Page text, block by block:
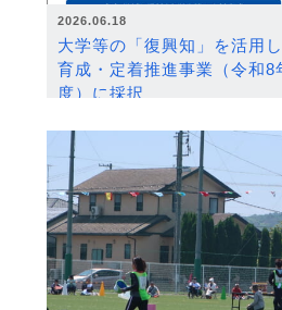
2026.06.18
大学等の「復興知」を活用
育成・定着推進事業（令和8
度）に採択